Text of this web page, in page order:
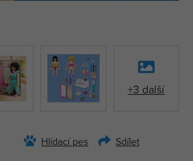
+3 další
Hlídací pes Sdílet